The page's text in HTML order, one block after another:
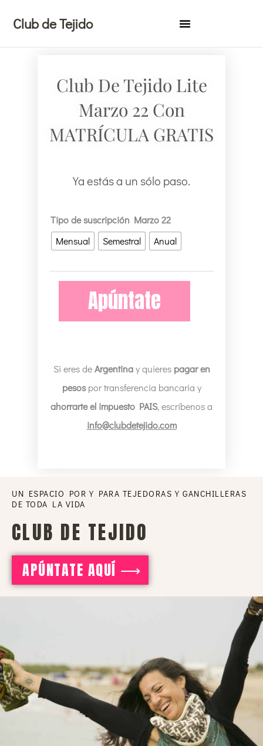
contenido
Club de Tejido
Club De Tejido Lite
Marzo 22 Con
MATRÍCULA GRATIS
Ya estás a un sólo paso.
Tipo de suscripción Marzo 22
Mensual
Semestral Anual
Club
de
Tejido
Lite
GRATIS
cantidad
Apúntate
Si eres deArgentinay quieres pagar en
pesospor transferencia bancaria y
ahorrarte el impuesto PAIS, escríbenos a
info@clubdetejido.com
UN ESPACIO POR Y PARA TEJEDORAS Y GANCHILLERAS
DE TODA LA VIDA
CLUB DE TEJIDO
APÚNTATE AQUÍ ⟶